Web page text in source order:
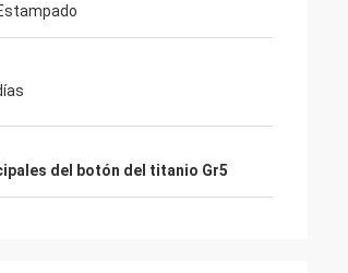
del botón del titanio Gr5